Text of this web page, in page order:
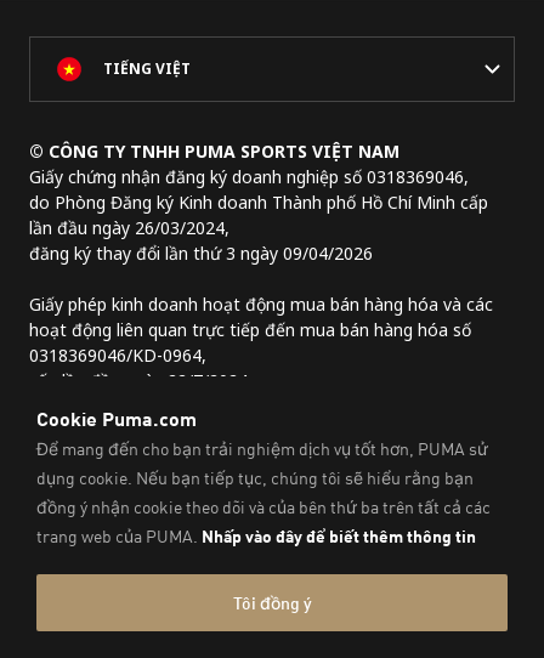
TIẾNG VIỆT
© CÔNG TY TNHH PUMA SPORTS VIỆT NAM
Giấy chứng nhận đăng ký doanh nghiệp số 0318369046,
do Phòng Đăng ký Kinh doanh Thành phố Hồ Chí Minh cấp
lần đầu ngày 26/03/2024,
đăng ký thay đổi lần thứ 3 ngày 09/04/2026
Giấy phép kinh doanh hoạt động mua bán hàng hóa và các
hoạt động liên quan trực tiếp đến mua bán hàng hóa số
0318369046/KD-0964,
cấp lần đầu ngày 22/7/2024.
Lầu 2, tòa nhà Lim Tower 3,
số 29A đường Nguyễn Đình Chiểu,
Phường Sài Gòn, Thành phố Hồ Chí Minh, Việt Nam
Thông Tin Pháp Lý Và Thông Tin Liên Hệ